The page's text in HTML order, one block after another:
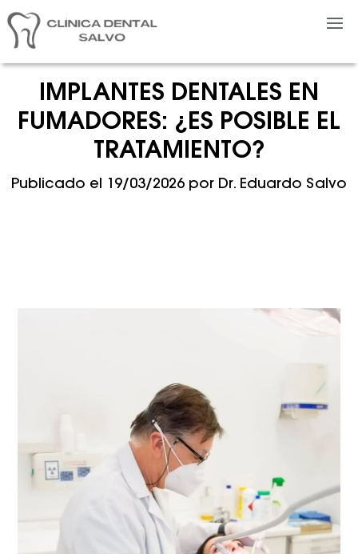
IMPLANTES DENTALES EN
FUMADORES: ¿ES POSIBLE EL
TRATAMIENTO?
Publicado el 19/03/2026 por Dr. Eduardo Salvo